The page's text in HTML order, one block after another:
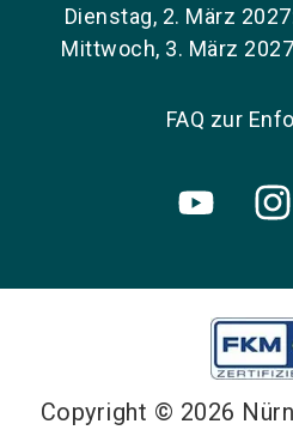
Dienstag, 2. März
Mittwoch, 3. März
FAQ zur
Copyright © 2026